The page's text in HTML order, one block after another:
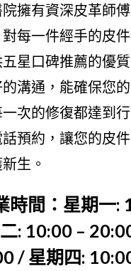
擁有資深皮革師
每一件經手的皮
星口碑推薦的優
溝通，能確保您
次的修復都達到
預約，讓您的皮
生。
時間：星期一:
: 10:00 –
/ 星期四: